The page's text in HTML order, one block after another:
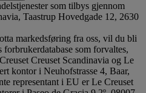
som tilbys gjennom
Taastrup Hovedgade 12, 2630
markedsføring fra oss, vil du bli
som forvaltes,
Creuset Scandinavia og Le
kontor i Neuhofstrasse 4, Baar,
representant i EU er Le Creuset